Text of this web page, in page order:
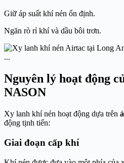
Giữ áp suất khí nén ổn định.
Ngăn rò rỉ khí và dầu bôi trơn.
Nguyên lý hoạt động
NASON
Xy lanh khí nén hoạt động dựa trên
động tịnh tiến:
Giai đoạn cấp khí